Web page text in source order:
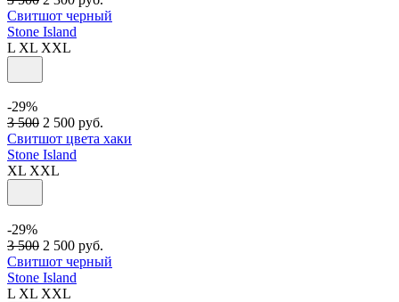
Свитшот черный
Stone Island
L XL XXL
-29%
3 500 2 500 руб.
Свитшот цвета хаки
Stone Island
XL XXL
-29%
3 500 2 500 руб.
Свитшот черный
Stone Island
L XL XXL